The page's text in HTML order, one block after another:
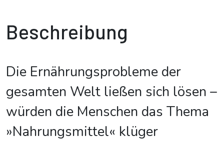
Beschreibung
Die Ernährungsprobleme der
gesamten Welt ließen sich lösen –
würden die Menschen das Thema
»Nahrungsmittel« klüger